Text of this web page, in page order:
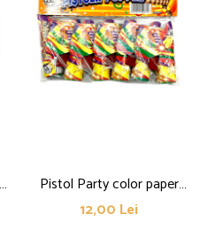
Pistol Party color paper
Ø25/L95mm – Pistola popper –
12,00 Lei